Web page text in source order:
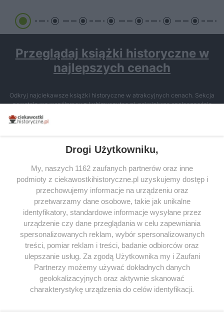
Przeglądaj książki historyczne w
najlepszych cenach
Odkryj najciekawsze książki historyczne w atrakcyjnych cenach. Sekcja
powstała we współpracy z Lubimyczytac.pl, największą społecznością
miłośników literatury w Polsce – dzięki temu możesz wybierać spośród
tytułów najwyżej ocenianych przez czytelników.
SERWIS
SPOŁECZNOŚĆ
WSPÓŁPRACA
KONTAKT
ODWIEDŹ RÓWNIEŻ:
Drogi Użytkowniku,
My, naszych 1162 zaufanych partnerów oraz inne
podmioty z ciekawostkihistoryczne.pl uzyskujemy dostęp i
przechowujemy informacje na urządzeniu oraz
przetwarzamy dane osobowe, takie jak unikalne
identyfikatory, standardowe informacje wysyłane przez
urządzenie czy dane przeglądania w celu zapewniania
spersonalizowanych reklam, wybór spersonalizowanych
treści, pomiar reklam i treści, badanie odbiorców oraz
ulepszanie usług. Za zgodą Użytkownika my i Zaufani
Partnerzy możemy używać dokładnych danych
geolokalizacyjnych oraz aktywnie skanować
charakterystykę urządzenia do celów identyfikacji.